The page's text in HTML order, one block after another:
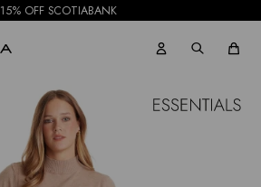
15% OFF SCOTIABANK
NOTIFICARME